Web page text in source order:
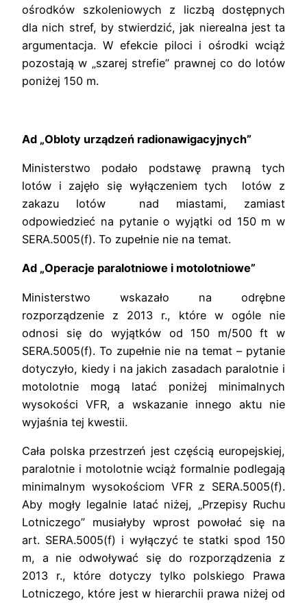
ośrodków szkoleniowych z liczbą dostępnych
dla nich stref, by stwierdzić, jak nierealna jest ta
argumentacja. W efekcie piloci i ośrodki wciąż
pozostają w „szarej strefie” prawnej co do lotów
poniżej 150 m.
Ad „Obloty urządzeń radionawigacyjnych”
Ministerstwo podało podstawę prawną tych
lotów i zajęło się wyłączeniem tych lotów z
zakazu lotów nad miastami, zamiast
odpowiedzieć na pytanie o wyjątki od 150 m w
SERA.5005(f). To zupełnie nie na temat.
Ad „Operacje paralotniowe i motolotniowe”
Ministerstwo wskazało na odrębne
rozporządzenie z 2013 r., które w ogóle nie
odnosi się do wyjątków od 150 m/500 ft w
SERA.5005(f). To zupełnie nie na temat – pytanie
dotyczyło, kiedy i na jakich zasadach paralotnie i
motolotnie mogą latać poniżej minimalnych
wysokości VFR, a wskazanie innego aktu nie
wyjaśnia tej kwestii.
Cała polska przestrzeń jest częścią europejskiej,
paralotnie i motolotnie wciąż formalnie podlegają
minimalnym wysokościom VFR z SERA.5005(f).
Aby mogły legalnie latać niżej, „Przepisy Ruchu
Lotniczego” musiałyby wprost powołać się na
art. SERA.5005(f) i wyłączyć te statki spod 150
m, a nie odwoływać się do rozporządzenia z
2013 r., które dotyczy tylko polskiego Prawa
Lotniczego, które jest w hierarchii prawa niżej od